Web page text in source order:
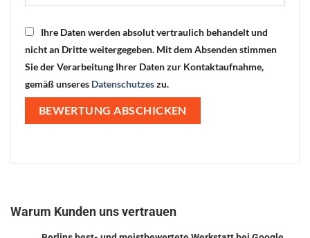
Ihre Daten werden absolut vertraulich behandelt und
nicht an Dritte weitergegeben. Mit dem Absenden stimmen
Sie der Verarbeitung Ihrer Daten zur Kontaktaufnahme,
gemäß unseres Datenschutzeszu.
Warum Kunden uns vertrauen